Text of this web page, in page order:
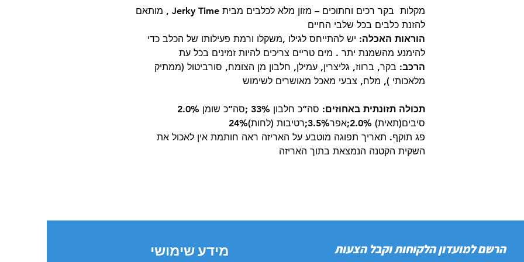
מקלות בקר רכים וחתוכים – מזון מלא לכלבים מבית Jerky Time , מותאם
להזנת כלבים בכל שלבי החיים
הוראות האכלה: יש להתייחס לגילו ,משקלו ורמת פעילותו של הכלב כדי
להימנע מהשמנת יתר . מים טריים צריכים להיות זמינים בכל עת
הרכב: בקר, ברווז, גליצרין, עמילן, חלבון מן הצומח, סורביטול (ממתיק
מלאכותי ), מלח, צבעי מאכל מאושרים לשימוש
תכולה תזונתית באחוזים:
סה”כ חלבון 33% ;סה”כ שומן 2.0%
סיבים(תאית) 2.0%;אפר3.5%;רטיבות (לחות)24%
פג תוקף. תאריך תפוגה מוטבע על האריזה ראה חותמת אין לאכול את
השקית הקטנה הנמצאת בתוך האריזה
מידע שימושי
הרשם למועדון הלקוחות וקבל הצעות